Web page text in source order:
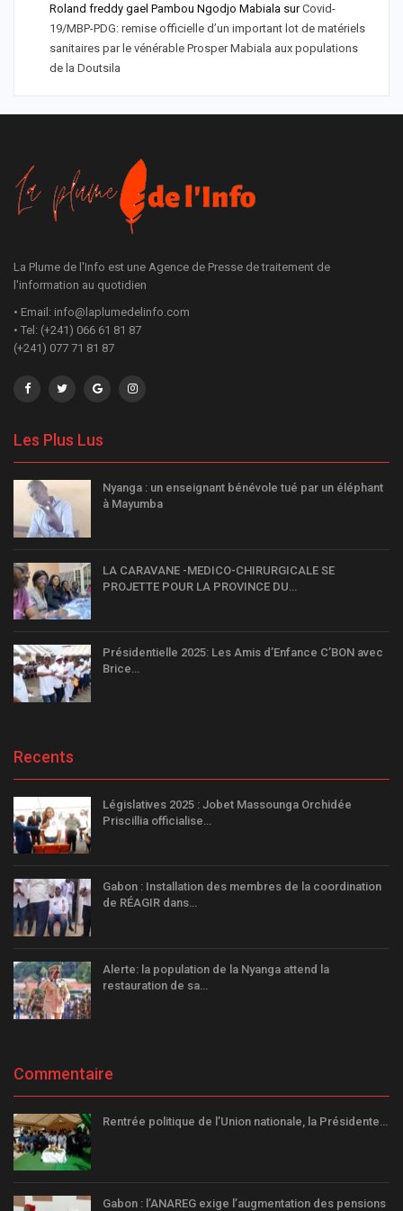
Roland freddy gael Pambou Ngodjo Mabiala surCovid-
19/MBP-PDG: remise officielle d’un important lot de matériels
sanitaires par le vénérable Prosper Mabiala aux populations
de la Doutsila
La Plume de l'Info est une Agence de Presse de traitement de
l'information au quotidien
• Email: info@laplumedelinfo.com
• Tel: (+241) 066 61 81 87
(+241) 077 71 81 87
Les Plus Lus
Nyanga : un enseignant bénévole tué par un éléphant
à Mayumba
LA CARAVANE -MEDICO-CHIRURGICALE SE
PROJETTE POUR LA PROVINCE DU…
Présidentielle 2025: Les Amis d’Enfance C’BON avec
Brice…
Recents
Législatives 2025 : Jobet Massounga Orchidée
Priscillia officialise…
Gabon : Installation des membres de la coordination
de RÉAGIR dans…
Alerte: la population de la Nyanga attend la
restauration de sa…
Commentaire
Rentrée politique de l’Union nationale, la Présidente…
Gabon : l’ANAREG exige l’augmentation des pensions